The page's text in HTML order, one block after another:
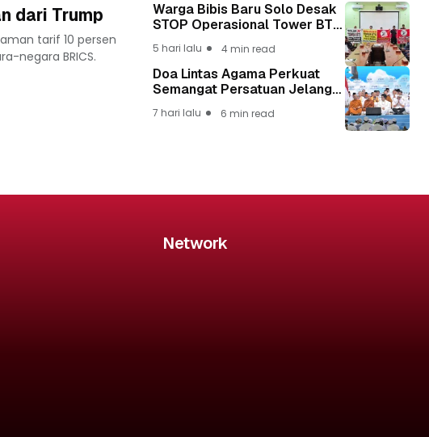
dari Trump
tarif 10 persen
negara BRICS.
Warga Bibis Baru Solo Desak
STOP Operasional Tower BTS,
Keselamatan Warga Lebih
Berharga
5 hari lalu 4 min read
Doa Lintas Agama Perkuat
Semangat Persatuan Jelang
7 hari lalu 6 min read
Network